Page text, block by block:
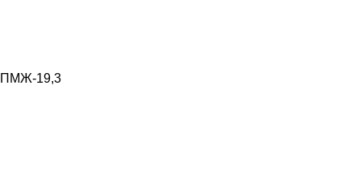
ПМЖ-19,3